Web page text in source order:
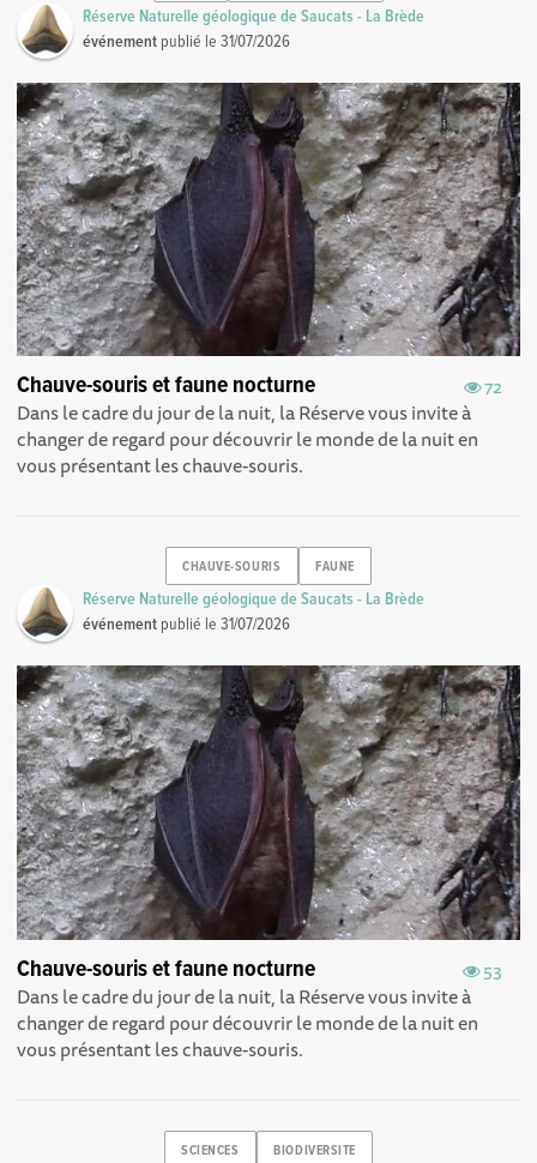
Réserve Naturelle géologique de Saucats - La Brède
événement publié le31/07/2026
72
Chauve-souris et faune nocturne
Dans le cadre du jour de la nuit, la Réserve vous invite à
changer de regard pour découvrir le monde de la nuit en
vous présentant les chauve-souris.
CHAUVE-SOURIS FAUNE
Réserve Naturelle géologique de Saucats - La Brède
événement publié le31/07/2026
53
Chauve-souris et faune nocturne
Dans le cadre du jour de la nuit, la Réserve vous invite à
changer de regard pour découvrir le monde de la nuit en
vous présentant les chauve-souris.
SCIENCES BIODIVERSITE